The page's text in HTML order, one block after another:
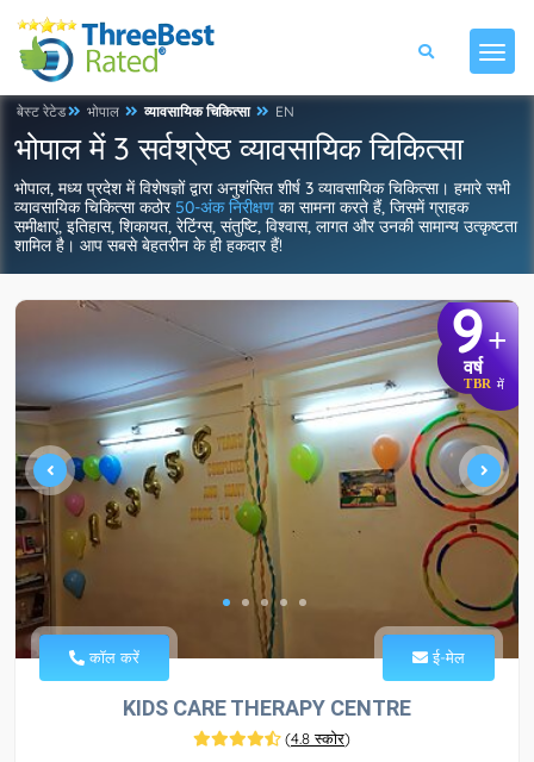
बेस्ट रेटेड भोपाल व्यावसायिक चिकित्सा EN
भोपाल में 3 सर्वश्रेष्ठ व्यावसायिक चिकित्सा
भोपाल, मध्य प्रदेश में विशेषज्ञों द्वारा अनुशंसित शीर्ष 3 व्यावसायिक चिकित्सा। हमारे सभी
व्यावसायिक चिकित्सा कठोर 50-अंक निरीक्षण का सामना करते हैं, जिसमें ग्राहक
समीक्षाएं, इतिहास, शिकायत, रेटिंग्स, संतुष्टि, विश्वास, लागत और उनकी सामान्य उत्कृष्टता
शामिल है। आप सबसे बेहतरीन के ही हकदार हैं!
9+
वर्ष
TBR में
कॉल करें ई-मेल
KIDS CARE THERAPY CENTRE
(4.8 स्कोर)